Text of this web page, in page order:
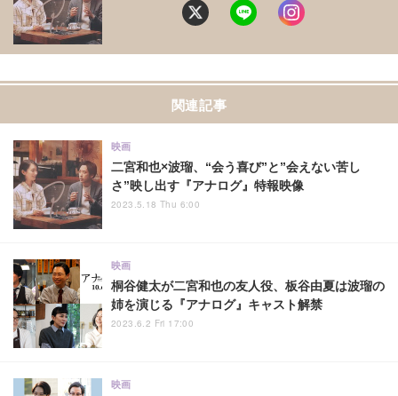
関連記事
二宮和也×波瑠、“会う喜び”と”会えない苦し
さ”映し出す『アナログ』特報映像
映画
2023.5.18 Thu 6:00
桐谷健太が二宮和也の友人役、板谷由夏は波瑠の
姉を演じる『アナログ』キャスト解禁
映画
2023.6.2 Fri 17:00
映画